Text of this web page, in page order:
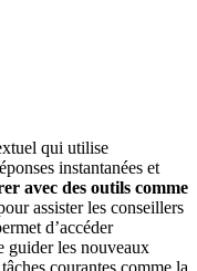
qui utilise
instantanées et
avec des outils comme
assister les conseillers
d’accéder
guider les nouveaux
courantes comme la